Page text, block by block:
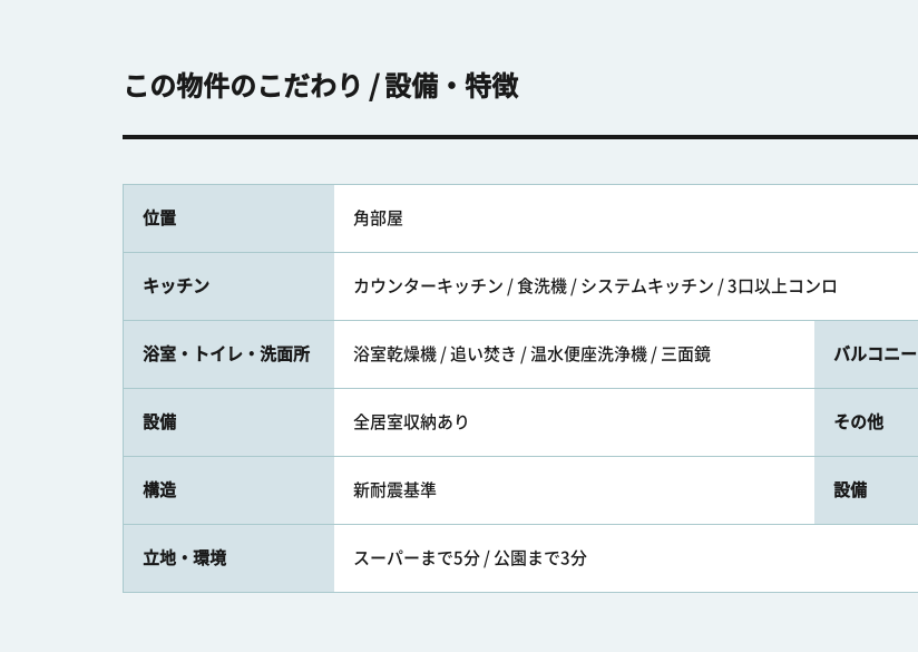
この物件のこだわり / 設備・特徴
位置 角部屋
キッチン カウンターキッチン / 食洗機 / システムキッチン / 3口以上コンロ
浴室・トイレ・洗面所 浴室乾燥機 / 追い焚き / 温水便座洗浄機 / 三面鏡 バルコニー
設備 全居室収納あり その他
構造 新耐震基準 設備
立地・環境 スーパーまで5分 / 公園まで3分